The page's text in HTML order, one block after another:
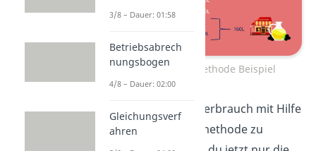
Skontrationsmethode Beispiel
Um den Materialverbrauch mit Hilfe
der Skontrationsmethode zu
3/8 – Dauer: 01:58
Betriebsabrech
nungsbogen
4/8 – Dauer: 02:00
Gleichungsverf
ahren